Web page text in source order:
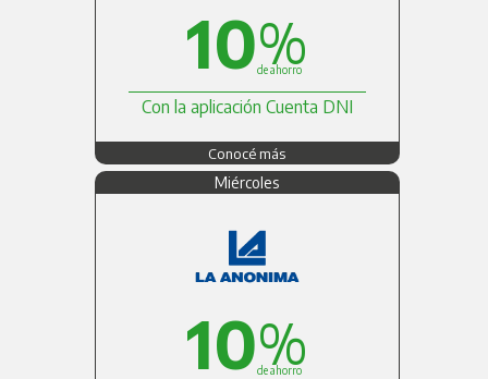
10%
de ahorro
Con la aplicación Cuenta DNI
Conocé más
Miércoles
10%
de ahorro